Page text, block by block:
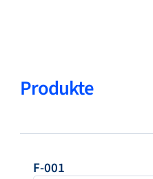
Produkte
F-001